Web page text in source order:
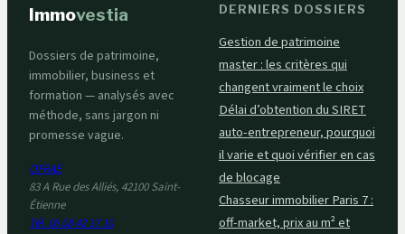
Immovestia
Dossiers de patrimoine,
immobilier, business et
formation — analysés avec
méthode, sans jargon ni
promesse vague.
OFRAE
83 A Rue des Alliés, 42100 Saint-
Étienne
Tél. 06 08 42 17 10
DERNIERS DOSSIERS
Gestion de patrimoine
master : les critères qui
changent vraiment le choix
Délai d’obtention du SIRET
auto-entrepreneur, pourquoi
il varie et quoi vérifier en cas
de blocage
Chasseur immobilier Paris 7 :
off-market, prix au m² et